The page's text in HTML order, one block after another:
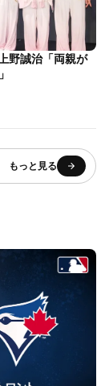
野誠治「両親が
もっと見る